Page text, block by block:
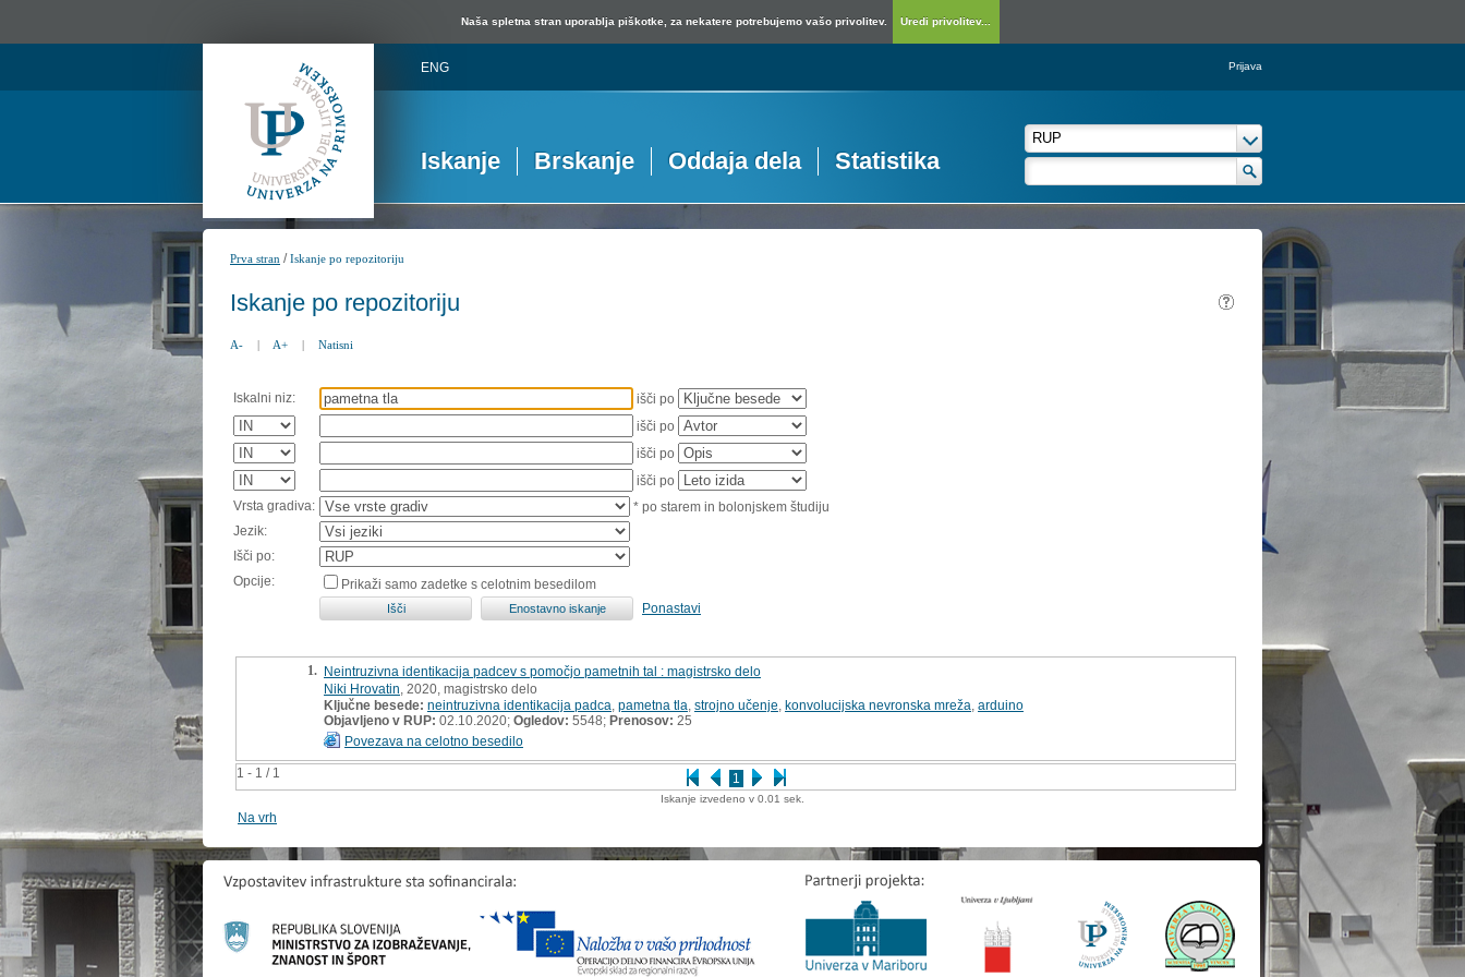
Naša spletna stran uporablja piškotke, za nekatere potrebujemo vašo privolitev. Uredi privolitev...
ENG Prijava
Iskanje Brskanje Oddaja dela Statistika
Prva stran /Iskanje po repozitoriju
Iskanje po repozitoriju
A- | A+ | Natisni
Iskalni niz:
išči po
išči po
išči po
išči po
Vrsta gradiva:
* po starem in bolonjskem študiju
Jezik:
Išči po:
Opcije:
Prikaži samo zadetke s celotnim besedilom
Ponastavi
1 - 1 / 1 1
1. Neintruzivna identikacija padcev s pomočjo pametnih tal : magistrsko delo
Niki Hrovatin , 2020, magistrsko delo
Ključne besede: neintruzivna identikacija padca pametna tla strojno učenje konvolucijska nevronska mreža arduino
Objavljeno v RUP: 02.10.2020; Ogledov: 5548; Prenosov: 25
Povezava na celotno besedilo
Iskanje izvedeno v 0.01 sek.
Na vrh